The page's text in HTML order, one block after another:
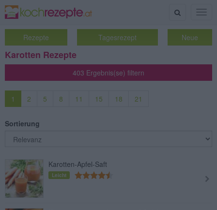
Suche
Rezepte Tagesrezept Neue
Karotten Rezepte
403 Ergebnis(se) filtern
1 2 5 8 11 15 18 21
Sortierung
Karotten-Apfel-Saft
Leicht